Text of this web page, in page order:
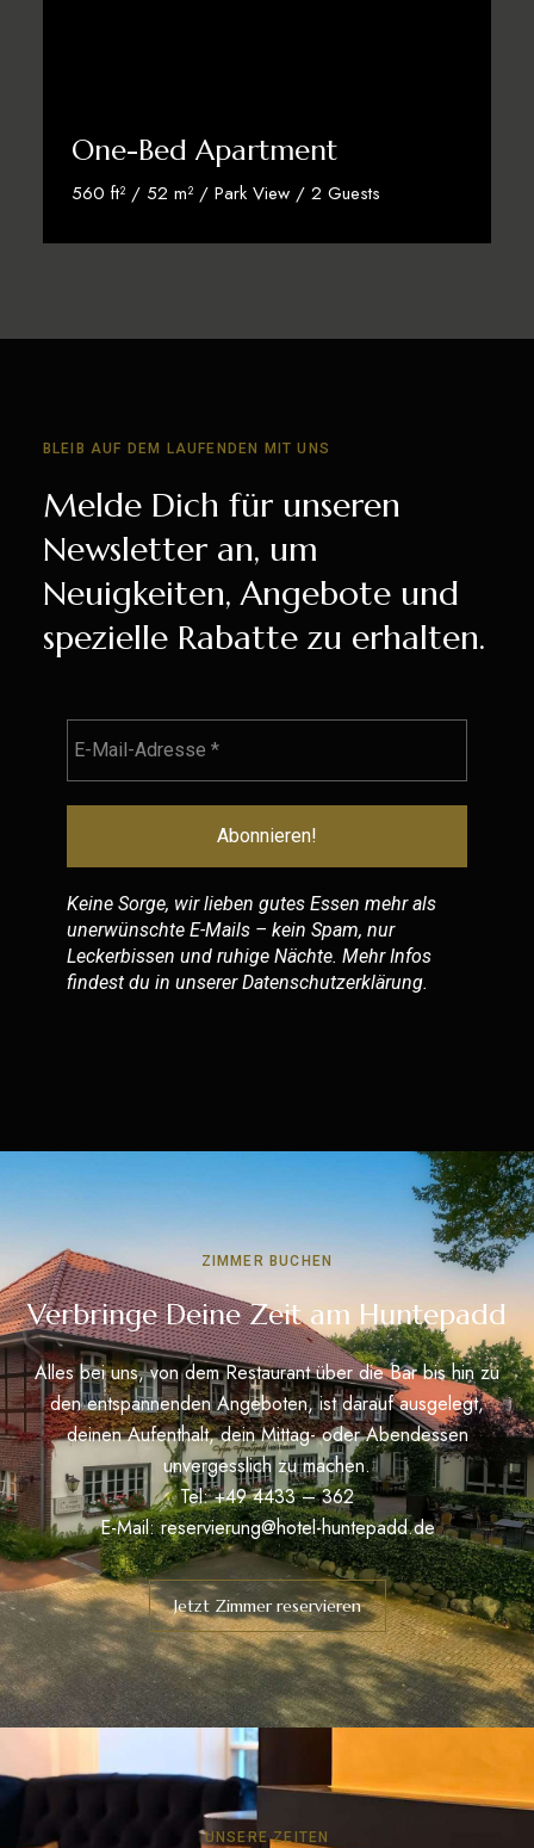
One-Bed Apartment
560 ft² / 52 m² / Park View / 2 Guests
Discover More
BLEIB AUF DEM LAUFENDEN MIT UNS
Melde Dich für unseren
Newsletter an, um
Neuigkeiten, Angebote und
spezielle Rabatte zu erhalten.
Keine Sorge, wir lieben gutes Essen mehr als
unerwünschte E-Mails – kein Spam, nur
Leckerbissen und ruhige Nächte. Mehr Infos
findest du in unsererDatenschutzerklärung.
ZIMMER BUCHEN
Verbringe Deine Zeit am Huntepadd
Alles bei uns, von dem Restaurant über die Bar bis hin zu
den entspannenden Angeboten, ist darauf ausgelegt,
deinen Aufenthalt, dein Mittag- oder Abendessen
unvergesslich zu machen.
Tel: +49 4433 – 362
E-Mail:reservierung@hotel-huntepadd.de
Jetzt Zimmer reservieren
UNSERE ZEITEN